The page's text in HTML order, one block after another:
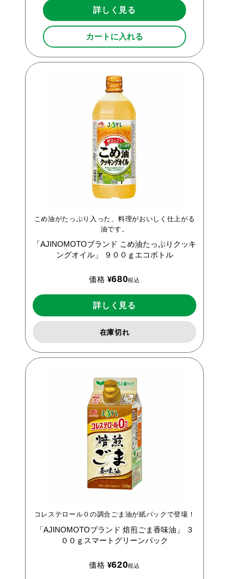
詳しく見る
カートに入れる
こめ油がたっぷり入った、料理がおいしく仕上がる
油です。
「AJINOMOTOブランド こめ油たっぷりクッキ
ングオイル」
９００ｇエコボトル
価格 ¥680税込
詳しく見る
在庫切れ
コレステロール０の調合ごま油が紙パックで登場！
「AJINOMOTOブランド 焙煎ごま香味油」
３
００ｇスマートグリーンパック
価格 ¥620税込